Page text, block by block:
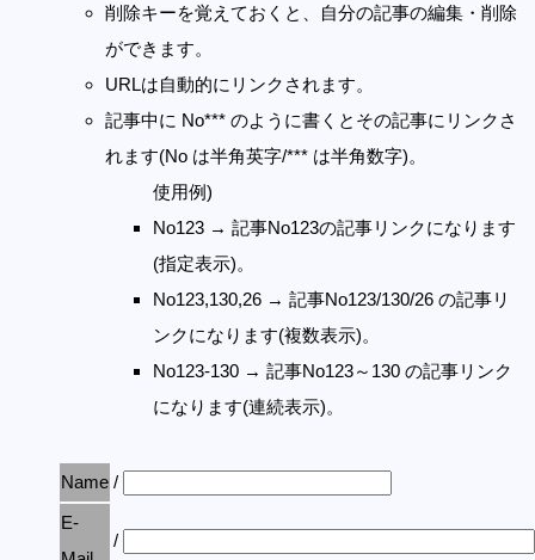
削除キーを覚えておくと、自分の記事の編集・削除
ができます。
URLは自動的にリンクされます。
記事中に No*** のように書くとその記事にリンクさ
れます(No は半角英字/*** は半角数字)。
使用例)
No123 → 記事No123の記事リンクになります
(指定表示)。
No123,130,26 → 記事No123/130/26 の記事リ
ンクになります(複数表示)。
No123-130 → 記事No123～130 の記事リンク
になります(連続表示)。
Name /
E-
/